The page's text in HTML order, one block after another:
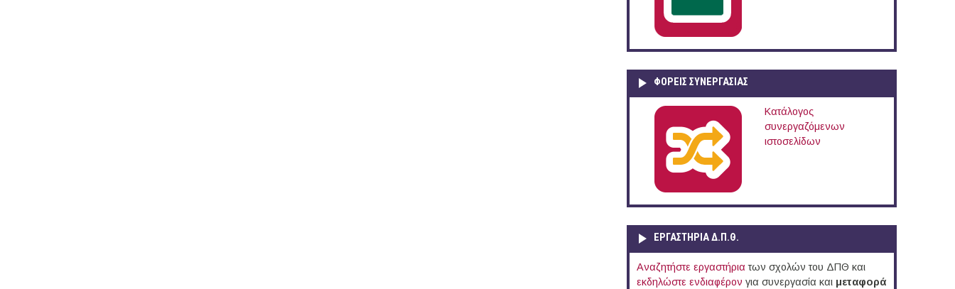
ΦΟΡΕΙΣ ΣΥΝΕΡΓΑΣΙΑΣ
Κατάλογος
συνεργαζόμενων
ιστοσελίδων
ΕΡΓΑΣΤΗΡΙΑ Δ.Π.Θ.
Αναζητήστε εργαστήρια των σχολών του ΔΠΘ και
εκδηλώστε ενδιαφέρον για συνεργασία και μεταφορά